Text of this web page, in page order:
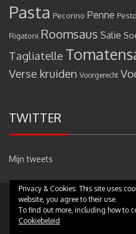
Pasta Pecorino Penne Pesto
Rigatoni Roomsaus Salie
Tagliatelle
Verse kruiden Voorgerecht
TWITTER
Mijn tweets
Copyright © 2017 -
eMag by
Privacy & Cookies: This site uses
website, you agree to their use.
To find out more, including how to
Cookiebeleid